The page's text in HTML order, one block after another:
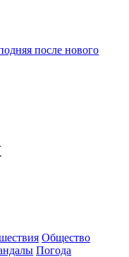
после нового
Общество
Погода